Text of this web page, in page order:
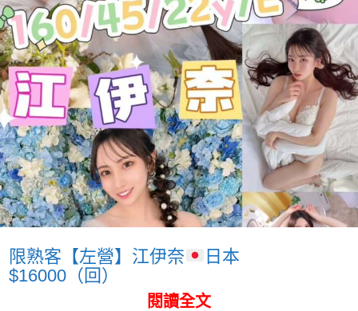
限熟客【左營】江伊奈
日本
$16000（回）
閱讀全文